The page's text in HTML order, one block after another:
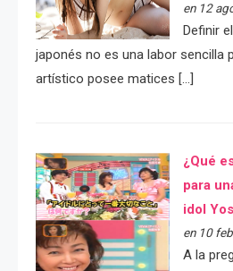
en 12
Definir
japonés no es una labor sencilla
artístico posee matices […]
¿Qué
para
idol
en 10
A la